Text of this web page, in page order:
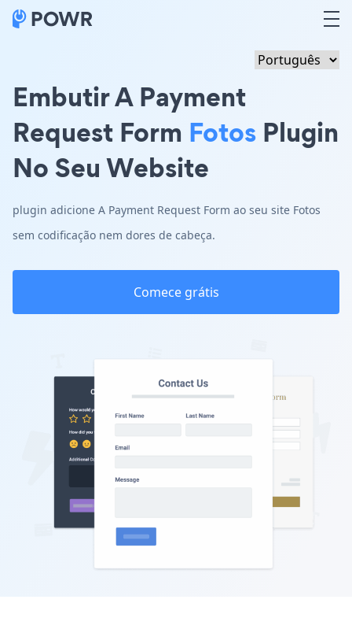
Embutir A Payment
Request Form Fotos Plugin
No Seu Website
plugin adicione A Payment Request Form ao seu site Fotos
sem codificação nem dores de cabeça.
Comece grátis